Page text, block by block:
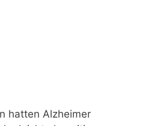
hatten Alzheimer